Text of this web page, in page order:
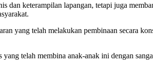
keterampilan lapangan, tetapi juga
yang telah melakukan pembinaan secara
telah membina anak-anak ini dengan